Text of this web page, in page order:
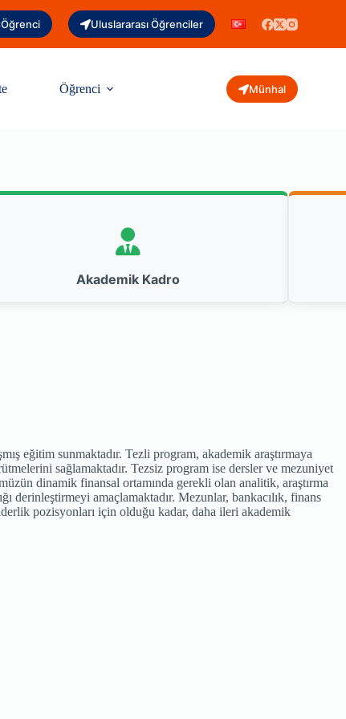
Uluslararası Öğrenciler
Öğrenci Münhal
Akademik Kadro
eğitim sunmaktadır. Tezli program, akademik araştırmaya
sağlamaktadır. Tezsiz program ise dersler ve mezuniyet
dinamik finansal ortamında gerekli olan analitik, araştırma
derinleştirmeyi amaçlamaktadır. Mezunlar, bankacılık, finans
pozisyonları için olduğu kadar, daha ileri akademik